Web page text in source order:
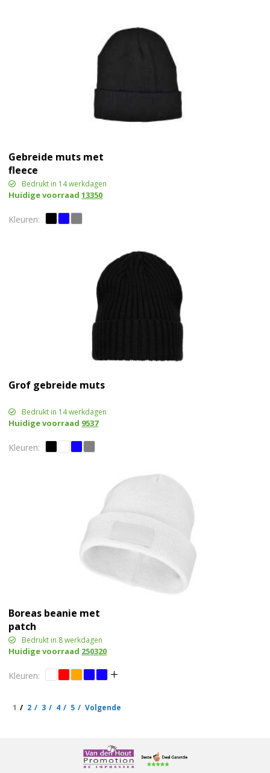
Gebreide muts met
fleece
Bedrukt in 14 werkdagen
Huidige voorraad13350
Grof gebreide muts
Bedrukt in 14 werkdagen
Huidige voorraad 9537
Boreas beanie met
patch
Bedrukt in 8 werkdagen
Huidige voorraad 250320
1 2 3 4 5 Volgende